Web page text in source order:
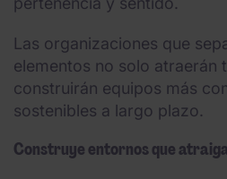
Las organizaciones que
elementos no solo atraerán
construirán equipos más
sostenibles a largo plazo.
Construye entornos que